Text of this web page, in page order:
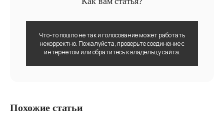
Что-то пошло не так и голосование может работать
некорректно. Пожалуйста, проверьте соединение с
интернетом или обратитесь к владельцу сайта.
Похожие статьи